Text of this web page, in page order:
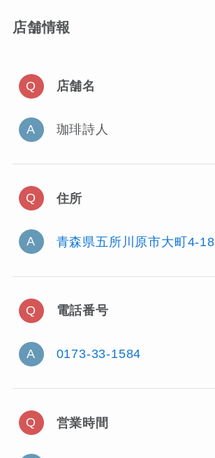
店舗情報
店舗名
珈琲詩人
住所
青森県五所川原市大町4-18
電話番号
0173-33-1584
営業時間